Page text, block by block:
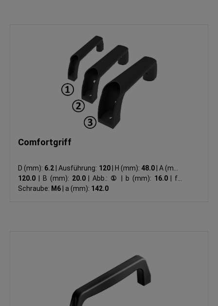
Comfortgriff
D (mm): 6.2 Ausführung: 120 H (mm): 48.0 A (mm):
120.0
B (mm): 20.0 Abb.: ① b (mm): 16.0
für
Schraube: M6 a (mm): 142.0